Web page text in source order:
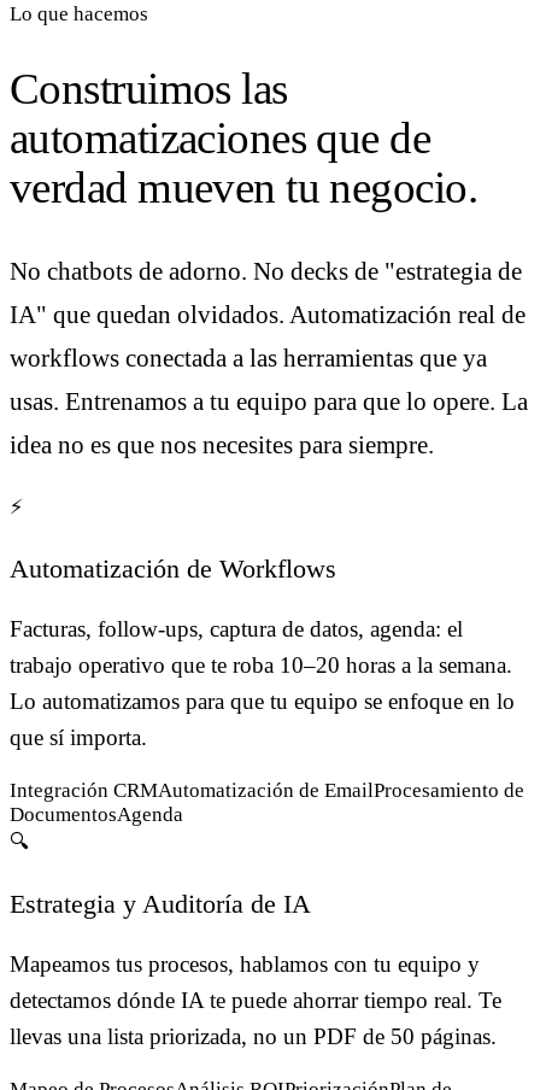
Lo que hacemos
Construimos las
automatizaciones que de
verdad mueven tu negocio.
No chatbots de adorno. No decks de "estrategia de
IA" que quedan olvidados. Automatización real de
workflows conectada a las herramientas que ya
usas. Entrenamos a tu equipo para que lo opere. La
idea no es que nos necesites para siempre.
⚡
Automatización de Workflows
Facturas, follow-ups, captura de datos, agenda: el
trabajo operativo que te roba 10–20 horas a la semana.
Lo automatizamos para que tu equipo se enfoque en lo
que sí importa.
Integración CRMAutomatización de EmailProcesamiento de
DocumentosAgenda
🔍
Estrategia y Auditoría de IA
Mapeamos tus procesos, hablamos con tu equipo y
detectamos dónde IA te puede ahorrar tiempo real. Te
llevas una lista priorizada, no un PDF de 50 páginas.